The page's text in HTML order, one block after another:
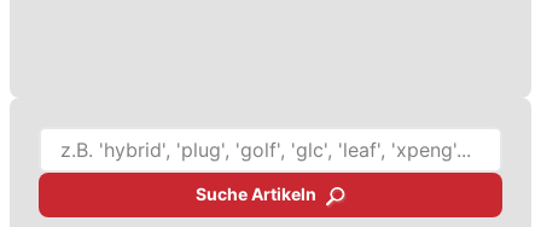
Suche Artikeln